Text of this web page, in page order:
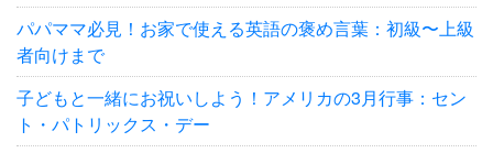
パパママ必見！お家で使える英語の褒め言葉：初級〜上級
者向けまで
子どもと一緒にお祝いしよう！アメリカの3月行事：セン
ト・パトリックス・デー